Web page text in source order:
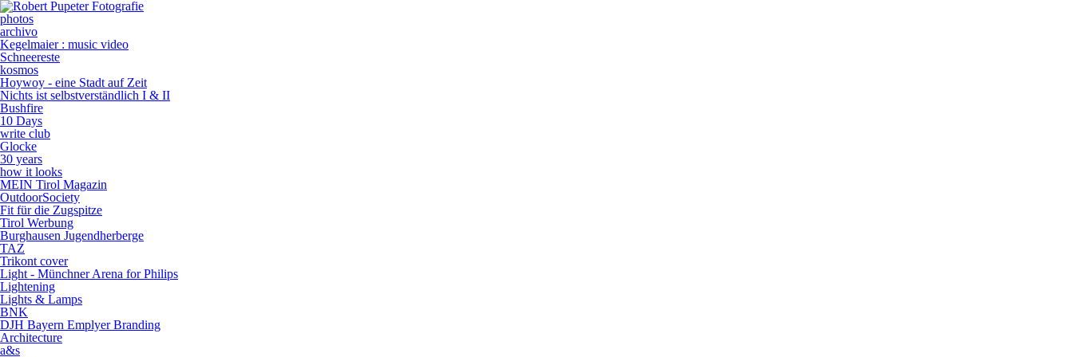
photos
archivo
Kegelmaier : music video
Schneereste
kosmos
Hoywoy - eine Stadt auf Zeit
Nichts ist selbstverständlich I & II
Bushfire
10 Days
write club
Glocke
30 years
how it looks
MEIN Tirol Magazin
OutdoorSociety
Fit für die Zugspitze
Tirol Werbung
Burghausen Jugendherberge
TAZ
Trikont cover
Light - Münchner Arena for Philips
Lightening
Lights & Lamps
BNK
DJH Bayern Emplyer Branding
Architecture
a&s